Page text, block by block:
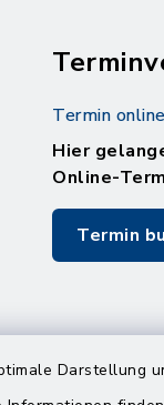
Darstellung
Termin
Hier
Online-
Termin